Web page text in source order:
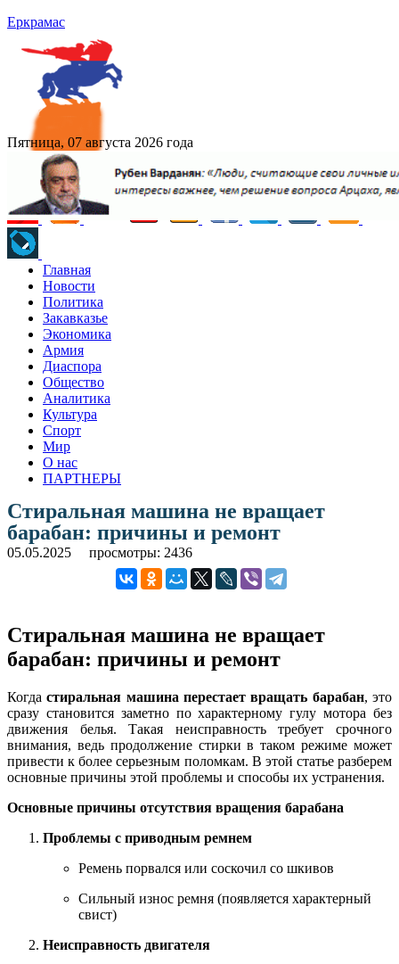
Еркрамас
Пятница, 07 августа 2026 года
Главная
Новости
Политика
Закавказье
Экономика
Армия
Диаспора
Общество
Аналитика
Культура
Спорт
Мир
О нас
ПАРТНЕРЫ
Стиральная машина не вращает
барабан: причины и ремонт
05.05.2025 просмотры: 2436
Стиральная машина не вращает
барабан: причины и ремонт
Когдастиральная машина перестает вращать барабан, это
сразу становится заметно по характерному гулу мотора без
движения белья. Такая неисправность требует срочного
внимания, ведь продолжение стирки в таком режиме может
привести к более серьезным поломкам. В этой статье разберем
основные причины этой проблемы и способы их устранения.
Основные причины отсутствия вращения барабана
Проблемы с приводным ремнем
Ремень порвался или соскочил со шкивов
Сильный износ ремня (появляется характерный
свист)
Неисправность двигателя